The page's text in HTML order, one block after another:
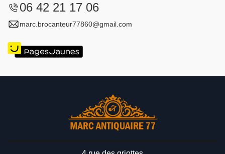
06 42 21 17 06
marc.brocanteur77860@gmail.com